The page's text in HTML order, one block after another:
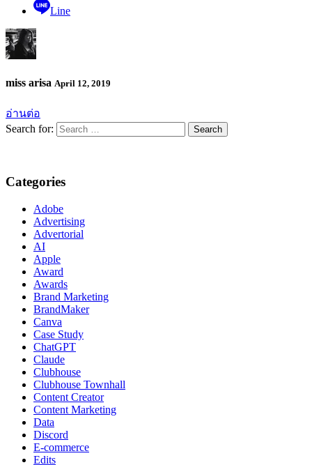
Line
miss arisa April 12, 2019
อ่านต่อ
Search for:
Categories
Adobe
Advertising
Advertorial
AI
Apple
Award
Awards
Brand Marketing
BrandMaker
Canva
Case Study
ChatGPT
Claude
Clubhouse
Clubhouse Townhall
Content Creator
Content Marketing
Data
Discord
E-commerce
Edits